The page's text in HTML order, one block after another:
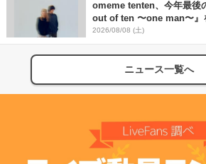
omeme tenten、今年最後
out of ten 〜one man〜』
2026/08/08 (土)
ニュース一覧へ